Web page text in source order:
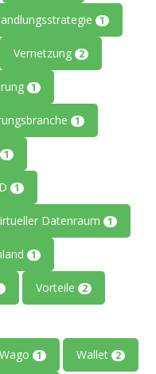
1
Vernetzung 2
1
1
1
1
Datenraum 1
1
Vorteile 2
Wago 1 Wallet 2